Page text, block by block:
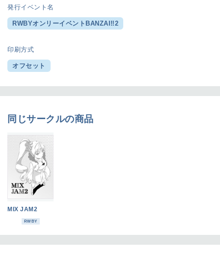
発行イベント名
RWBYオンリーイベントBANZAI‼2
印刷方式
オフセット
同じサークルの商品
MIX JAM2
RWBY